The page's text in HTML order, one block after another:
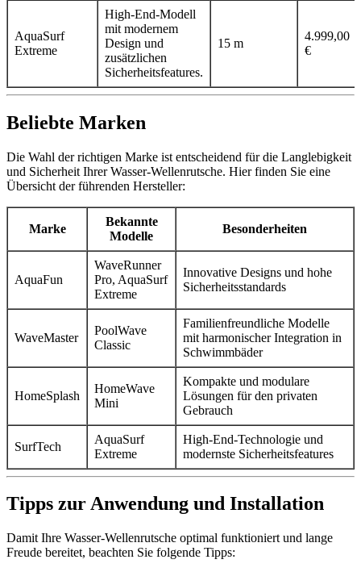
AquaSurf
Extreme
High-End-Modell
mit modernem
Design und
zusätzlichen
Sicherheitsfeatures.
15 m
4.999,00
€
Beliebte Marken
Die Wahl der richtigen Marke ist entscheidend für die Langlebigkeit
und Sicherheit Ihrer Wasser-Wellenrutsche. Hier finden Sie eine
Übersicht der führenden Hersteller:
Marke
Bekannte
Modelle
Besonderheiten
AquaFun
WaveRunner
Pro, AquaSurf
Extreme
Innovative Designs und hohe
Sicherheitsstandards
WaveMaster
PoolWave
Classic
Familienfreundliche Modelle
mit harmonischer Integration in
Schwimmbäder
HomeSplash
HomeWave
Mini
Kompakte und modulare
Lösungen für den privaten
Gebrauch
SurfTech
AquaSurf
Extreme
High-End-Technologie und
modernste Sicherheitsfeatures
Tipps zur Anwendung und Installation
Damit Ihre Wasser-Wellenrutsche optimal funktioniert und lange
Freude bereitet, beachten Sie folgende Tipps: